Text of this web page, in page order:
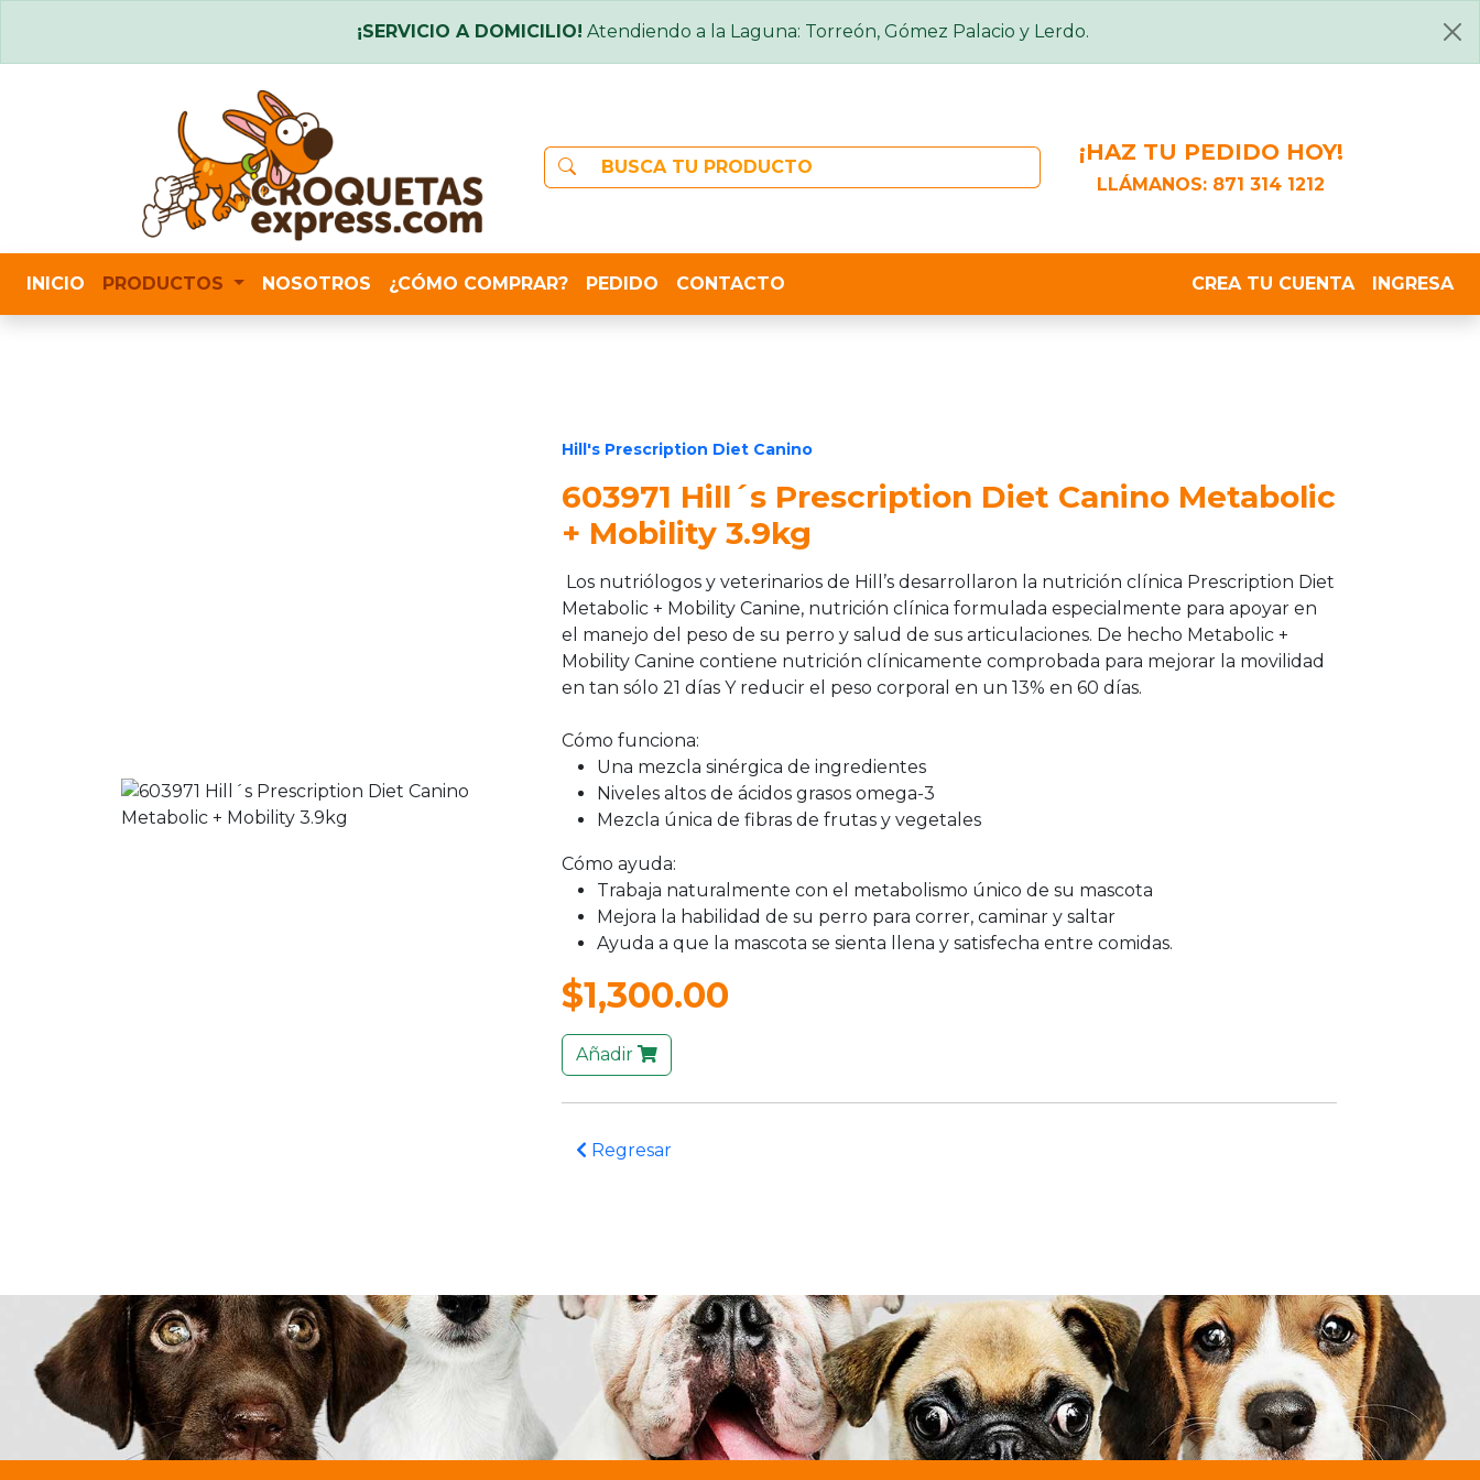
¡SERVICIO A DOMICILIO! Atendiendo a la Laguna: Torreón, Gómez Palacio y Lerdo.
¡HAZ TU PEDIDO HOY!
LLÁMANOS: 871 314 1212
INICIO PRODUCTOS NOSOTROS ¿CÓMO COMPRAR? PEDIDO CONTACTO CREA TU CUENTA INGRESA
Hill's Prescription Diet Canino
603971 Hill´s Prescription Diet Canino Metabolic
+ Mobility 3.9kg
Los nutriólogos y veterinarios de Hill’s desarrollaron la nutrición clínica Prescription Diet
Metabolic + Mobility Canine, nutrición clínica formulada especialmente para apoyar en
el manejo del peso de su perro y salud de sus articulaciones. De hecho Metabolic +
Mobility Canine contiene nutrición clínicamente comprobada para mejorar la movilidad
en tan sólo 21 días Y reducir el peso corporal en un 13% en 60 días.
Cómo funciona:
Una mezcla sinérgica de ingredientes
Niveles altos de ácidos grasos omega-3
Mezcla única de fibras de frutas y vegetales
Cómo ayuda:
Trabaja naturalmente con el metabolismo único de su mascota
Mejora la habilidad de su perro para correr, caminar y saltar
Ayuda a que la mascota se sienta llena y satisfecha entre comidas.
$1,300.00
Añadir
Regresar